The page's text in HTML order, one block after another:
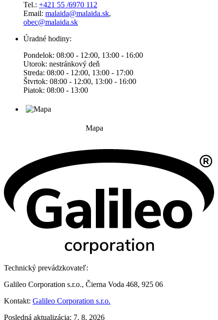
Tel.: +421 55 /6970 112
Email: malaida@malaida.sk,
obec@malaida.sk
Úradné hodiny:
Pondelok: 08:00 - 12:00, 13:00 - 16:00
Utorok: nestránkový deň
Streda: 08:00 - 12:00, 13:00 - 17:00
Štvrtok: 08:00 - 12:00, 13:00 - 16:00
Piatok: 08:00 - 13:00
Mapa
Technický prevádzkovateľ:
Galileo Corporation s.r.o., Čierna Voda 468, 925 06
Kontakt: Galileo Corporation s.r.o.
Posledná aktualizácia: 7. 8. 2026